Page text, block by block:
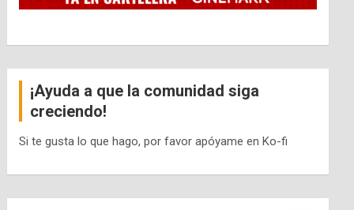
¡Ayuda a que la comunidad siga
creciendo!
Si te gusta lo que hago, por favor apóyame en Ko-fi